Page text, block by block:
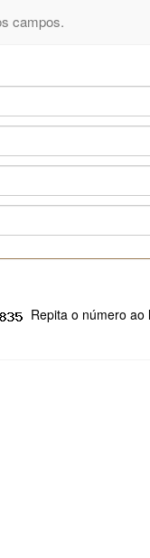
campos.
Repita o número ao